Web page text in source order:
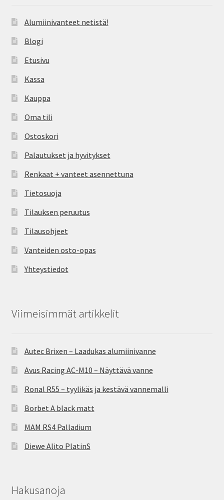
Alumiinivanteet netistä!
Blogi
Etusivu
Kassa
Kauppa
Oma tili
Ostoskori
Palautukset ja hyvitykset
Renkaat + vanteet asennettuna
Tietosuoja
Tilauksen peruutus
Tilausohjeet
Vanteiden osto-opas
Yhteystiedot
Viimeisimmät artikkelit
Autec Brixen – Laadukas alumiinivanne
Avus Racing AC-M10 – Näyttävä vanne
Ronal R55 – tyylikäs ja kestävä vannemalli
Borbet A black matt
MAM RS4 Palladium
Diewe Alito PlatinS
Hakusanoja